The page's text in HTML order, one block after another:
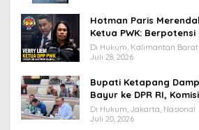
Hotman Paris
Ketua PWK: Berpotensi
Penghormatan
Di Hukum, Kalimantan
Juli 28, 2026
Bupati Ketapang
Bayur ke DPR RI,
Rekomendasi Tegas
PTS
Di Hukum, Jakarta, Nasional
Juli 20, 2026